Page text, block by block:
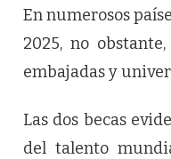
En numerosos
2025, no
embajadas y
Las dos becas
del talento